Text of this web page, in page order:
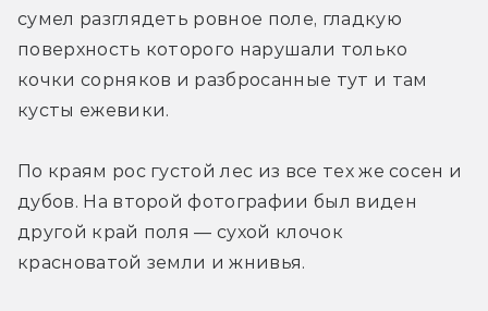
сумел разглядеть ровное поле, гладкую
поверхность которого нарушали только
кочки сорняков и разбросанные тут и там
кусты ежевики.
По краям рос густой лес из все тех же сосен и
дубов. На второй фотографии был виден
другой край поля — сухой клочок
красноватой земли и жнивья.